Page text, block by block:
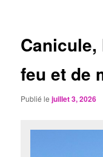
feu et de
Publié lejuillet 3, 2026